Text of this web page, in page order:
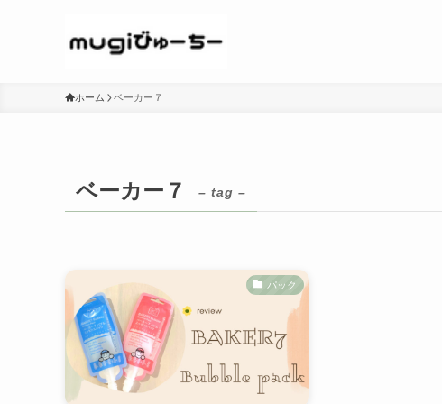
ホーム ベーカー７
ベーカー７ – tag –
パック